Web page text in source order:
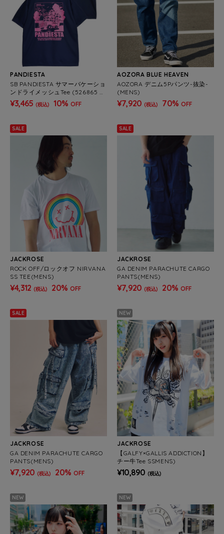
PANDIESTA
SB PANDIESTA サマーバケーショ
ンドライメッシュTee (526865 M
ENS/WOMENS)
¥3,465 (税込) 10% OFF
AOZORA BLUE HEAVEN
AOZORA デニム5Pパンツ-抜染-
(MENS)
¥7,920 (税込) 70% OFF
SALE
JACKROSE
ROCK OFF/ロックオフ NIRVANA
SS TEE(MENS)
¥4,312 (税込) 20% OFF
SALE
JACKROSE
GA DENIM PARACHUTE CARGO
PANTS(MENS)
¥7,920 (税込) 20% OFF
SALE
JACKROSE
GA DENIM PARACHUTE CARGO
PANTS(MENS)
¥7,920 (税込) 20% OFF
NEW
JACKROSE
【GALFY×GALLIS ADDICTION】
チー牛Tee SSMENS)
¥10,890 (税込)
NEW NEW